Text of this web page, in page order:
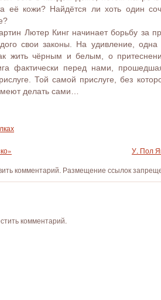
её кожи? Найдётся ли хоть один
Лютер Кинг начинает борьбу за
свои законы. На удивление,
жить чёрным и белым, о
фактически перед нами,
Той самой прислуге, без
делать сами…
У. Пол
комментарий. Размещение ссылок
комментарий.